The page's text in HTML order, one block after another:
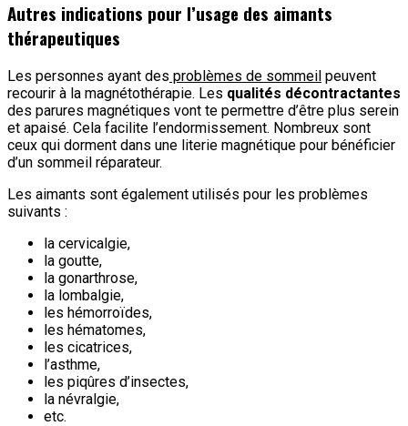
Autres indications pour l’usage des aimants
thérapeutiques
Les personnes ayant des problèmes de sommeil peuvent
recourir à la magnétothérapie. Les qualités décontractantes
des parures magnétiques vont te permettre d’être plus serein
et apaisé. Cela facilite l’endormissement. Nombreux sont
ceux qui dorment dans une literie magnétique pour bénéficier
d’un sommeil réparateur.
Les aimants sont également utilisés pour les problèmes
suivants :
la cervicalgie,
la goutte,
la gonarthrose,
la lombalgie,
les hémorroïdes,
les hématomes,
les cicatrices,
l’asthme,
les piqûres d’insectes,
la névralgie,
etc.